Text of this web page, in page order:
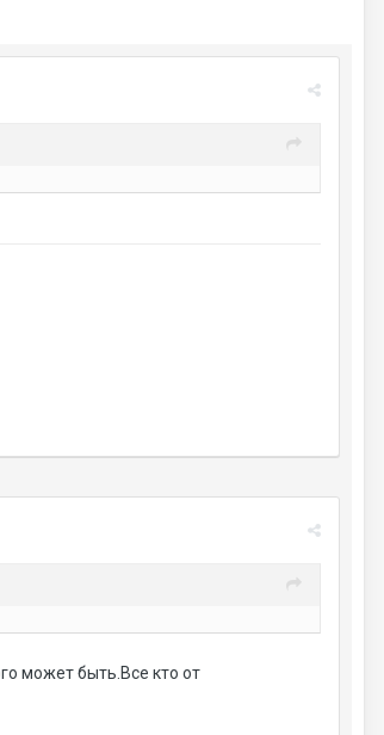
может быть.Все кто от